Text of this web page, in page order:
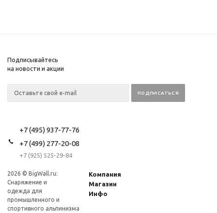
Подписывайтесь
на новости и акции
+7 (495) 937-77-76
+7 (499) 277-20-08
+7 (925) 525-29-84
2026 © BigWall.ru:
Снаряжение и
одежда для
промышленного и
спортивного альпинизма
Компания
Магазин
Инфо